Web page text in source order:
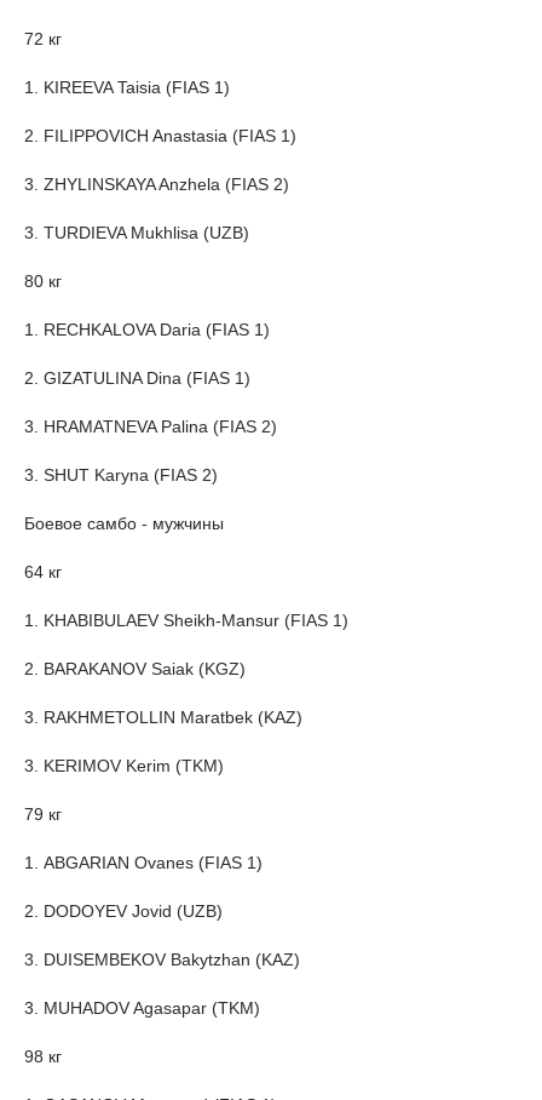
72 кг
1. KIREEVA Taisia (FIAS 1)
2. FILIPPOVICH Anastasia (FIAS 1)
3. ZHYLINSKAYA Anzhela (FIAS 2)
3. TURDIEVA Mukhlisa (UZB)
80 кг
1. RECHKALOVA Daria (FIAS 1)
2. GIZATULINA Dina (FIAS 1)
3. HRAMATNEVA Palina (FIAS 2)
3. SHUT Karyna (FIAS 2)
Боевое самбо - мужчины
64 кг
1. KHABIBULAEV Sheikh-Mansur (FIAS 1)
2. BARAKANOV Saiak (KGZ)
3. RAKHMETOLLIN Maratbek (KAZ)
3. KERIMOV Kerim (TKM)
79 кг
1. ABGARIAN Ovanes (FIAS 1)
2. DODOYEV Jovid (UZB)
3. DUISEMBEKOV Bakytzhan (KAZ)
3. MUHADOV Agasapar (TKM)
98 кг